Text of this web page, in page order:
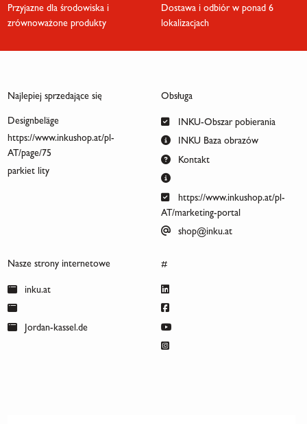
Przyjazne dla środowiska i
zrównoważone produkty
Dostawa i odbiór w ponad 6
lokalizacjach
Najlepiej sprzedające się
Designbeläge
https://www.inkushop.at/pl-
AT/page/75
parkiet lity
Obsługa
INKU-Obszar pobierania
INKU Baza obrazów
Kontakt
https://www.inkushop.at/pl-
AT/marketing-portal
shop@inku.at
Nasze strony internetowe
inku.at
Jordan-kassel.de
#